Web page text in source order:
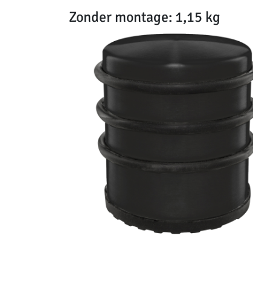
Zonder montage: 1,15 kg